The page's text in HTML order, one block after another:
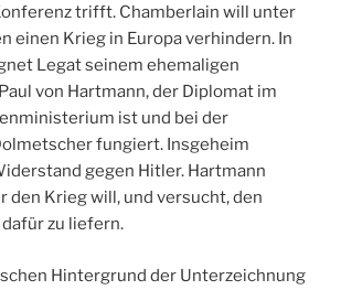
trifft. Chamberlain will unter
einen Krieg in Europa verhindern. In
Legat seinem ehemaligen
von Hartmann, der Diplomat im
ist und bei der
fungiert. Insgeheim
gegen Hitler. Hartmann
den Krieg will, und versucht, den
zu liefern.
Hintergrund der Unterzeichnung